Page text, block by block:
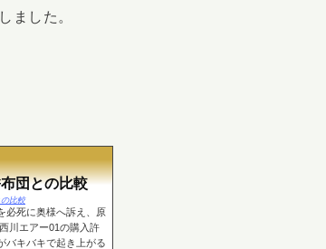
ました。
団との比較
比較
必死に奥様へ訴え、原
川エアー01の購入許
バキバキで起き上がる